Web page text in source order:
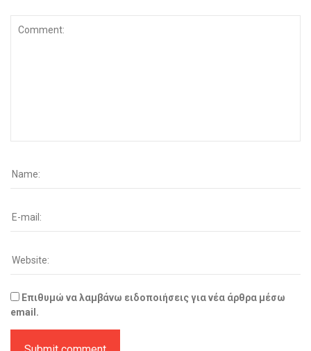
Επιθυμώ να λαμβάνω ειδοποιήσεις για νέα άρθρα μέσω
email.